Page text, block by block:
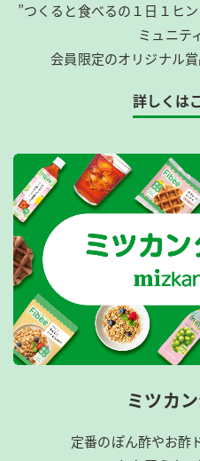
”つくると食べるの１日１ヒ
ミュニテ
会員限定のオリジナル
詳しくは
ミツカ
定番のぽん酢やお酢